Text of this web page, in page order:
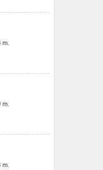
m.
m.
m.